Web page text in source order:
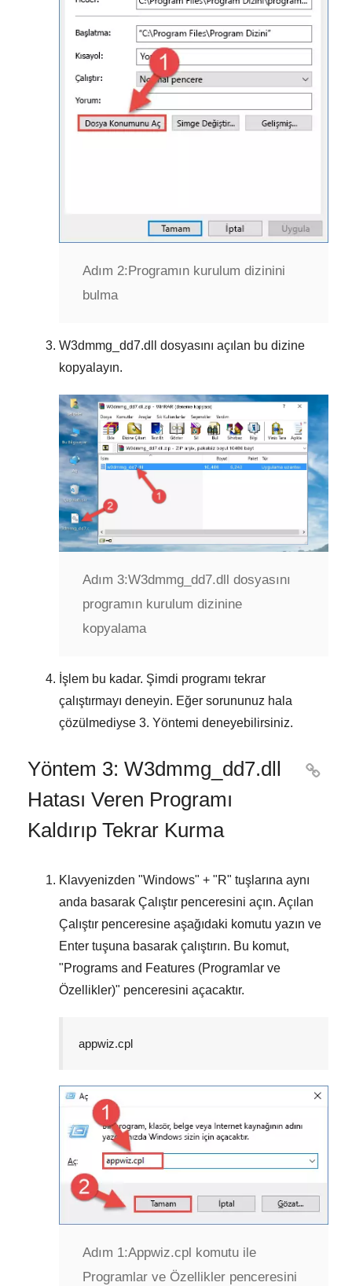
Adım 2:Programın kurulum dizinini
bulma
W3dmmg_dd7.dll
dosyasını açılan bu dizine
kopyalayın.
Adım 3:W3dmmg_dd7.dll dosyasını
programın kurulum dizinine
kopyalama
İşlem bu kadar. Şimdi programı tekrar
çalıştırmayı deneyin. Eğer sorununuz hala
çözülmediyse 3. Yöntemi deneyebilirsiniz.
Yöntem 3: W3dmmg_dd7.dll
Hatası Veren Programı
Kaldırıp Tekrar Kurma

Klavyenizden "Windows" + "R" tuşlarına aynı
anda basarak Çalıştır penceresini açın. Açılan
Çalıştır penceresine aşağıdaki komutu yazın ve
Enter tuşuna basarak çalıştırın. Bu komut,
"Programs and Features (Programlar ve
Özellikler)" penceresini açacaktır.
appwiz.cpl
Adım 1:Appwiz.cpl komutu ile
Programlar ve Özellikler penceresini